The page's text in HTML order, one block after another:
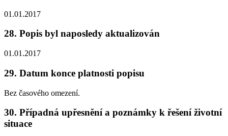
01.01.2017
28. Popis byl naposledy aktualizován
01.01.2017
29. Datum konce platnosti popisu
Bez časového omezení.
30. Případná upřesnění a poznámky k řešení životní
situace